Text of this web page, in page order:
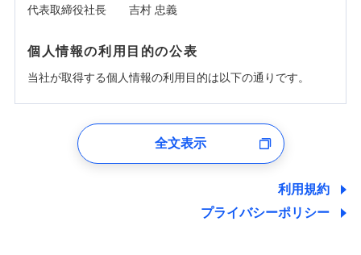
代表取締役社長 吉村 忠義
個人情報の利用目的の公表
当社が取得する個人情報の利用目的は以下の通りです。
ユーザー登録受付および、管理のため
しくは委託を受けている保険会社・提携会社の保険その他に
関する情報を提供し、金融商品等の契約を勧奨するため、ま
た維持管理等の委託業務遂行のため、またそれらに付帯、関
全文表示
利用規約
プライバシーポリシー